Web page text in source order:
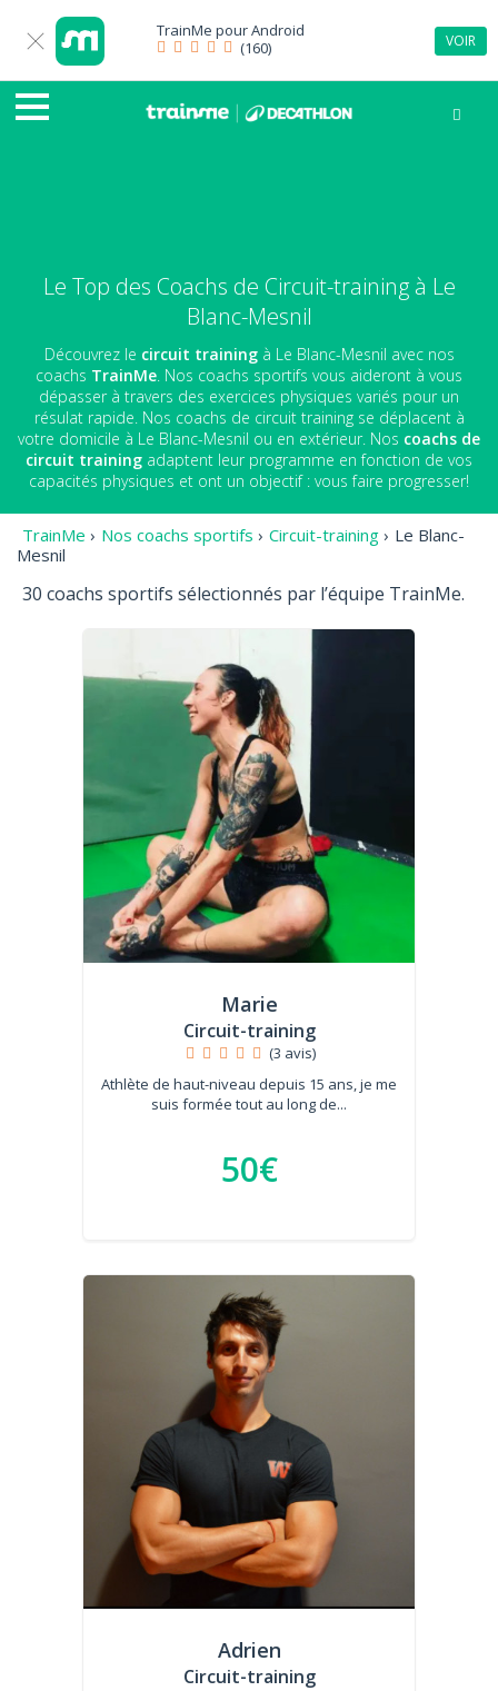
TrainMe pourAndroid
(160)
VOIR
Le Top des Coachs de Circuit-training à Le
Blanc-Mesnil
Découvrez le circuit trainingà Le Blanc-Mesnil avec nos
coachs TrainMe . Nos coachs sportifs vous aideront à vous
dépasser à travers des exercices physiques variés pour un
résulat rapide. Nos coachs de circuit training se déplacent à
votre domicile à Le Blanc-Mesnil ou en extérieur. Nos coachs de
circuit training adaptent leur programme en fonction de vos
capacités physiques et ont un objectif : vous faire progresser!
TrainMe › Nos coachs sportifs › Circuit-training › Le Blanc-
Mesnil
30 coachs sportifs sélectionnés par l’équipe TrainMe.
Marie
Circuit-training
(3 avis)
Athlète de haut-niveau depuis 15 ans, je me
suis formée tout au long de...
50€
Adrien
Circuit-training